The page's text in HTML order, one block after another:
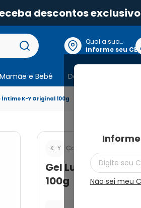
descontos
Qual a sua
localização?
informe seu CEP
Não sei meu
Mamãe e Bebê Dermocosmeticos
K-Y Original 100g
K-Y Cod.:
Gel Lubrificante
100g